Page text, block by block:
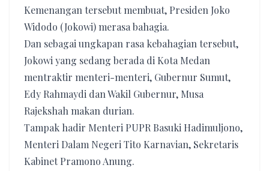
Kemenangan tersebut membuat, Presiden Joko
Widodo (Jokowi) merasa bahagia.
Dan sebagai ungkapan rasa kebahagian tersebut,
Jokowi yang sedang berada di Kota Medan
mentraktir menteri-menteri, Gubernur Sumut,
Edy Rahmaydi dan Wakil Gubernur, Musa
Rajekshah makan durian.
Tampak hadir Menteri PUPR Basuki Hadimuljono,
Menteri Dalam Negeri Tito Karnavian, Sekretaris
Kabinet Pramono Anung.